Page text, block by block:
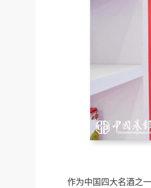
作为中国四大名酒之